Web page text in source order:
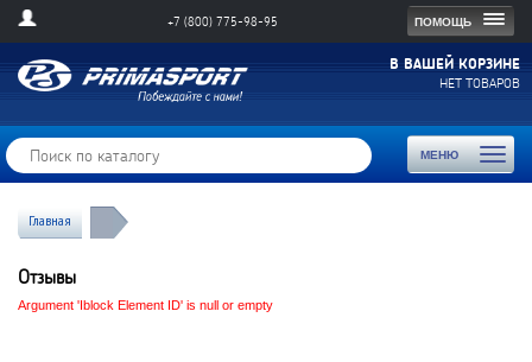
ПОМОЩЬ
+7 (800) 775-98-95
В ВАШЕЙ КОРЗИНЕ
НЕТ ТОВАРОВ
МЕНЮ
Toggle
Главная
Отзывы
Argument 'Iblock Element ID' is null or empty